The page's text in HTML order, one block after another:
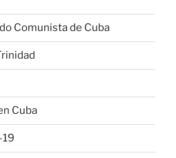
Comunista de Cuba
Cuba
19